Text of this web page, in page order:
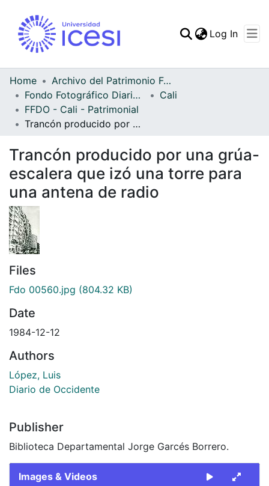
Statistics
Log In
Home
Archivo del Patrimonio Fotográfico y Fílmico del Valle del Cauca
Fondo Fotográfico Diario Occidente
Cali
FFDO - Cali - Patrimonial
Trancón producido por una grúa-escalera que izó una torre para una antena de radio
Trancón producido por una grúa-
escalera que izó una torre para
una antena de radio
Files
Fdo 00560.jpg (804.32 KB)
Date
1984-12-12
Authors
López, Luis
Diario de Occidente
Publisher
Biblioteca Departamental Jorge Garcés Borrero.
Images & Videos